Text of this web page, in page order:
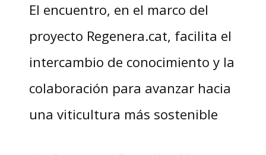
El encuentro, en el marco del
proyecto Regenera.cat, facilita el
intercambio de conocimiento y la
colaboración para avanzar hacia
una viticultura más sostenible